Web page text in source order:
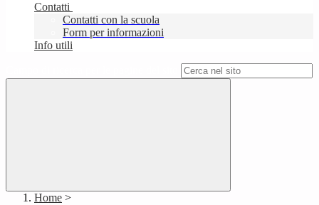
Contatti
Contatti con la scuola
Form per informazioni
Info utili
Home >